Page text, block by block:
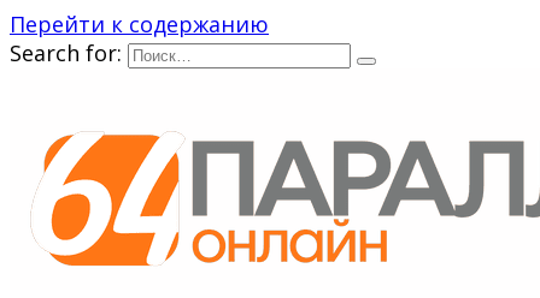
Перейти к содержанию
Search for: